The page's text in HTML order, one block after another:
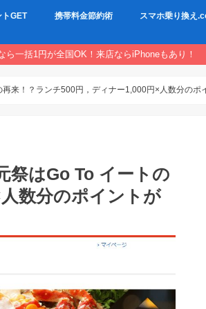
GET 携帯料金節約術 スマホ乗り換え
ら一括1円が全国OK！来店ならiPhoneもあり！
来！？ランチ500円，ディナー1,000円×人数分のポ
祭はGo To イートの
数分のポイントが